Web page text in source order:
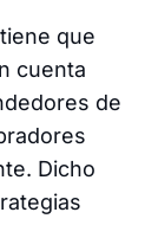
que
cuenta
de
Dicho